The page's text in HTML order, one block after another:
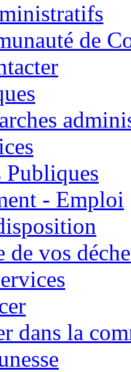
de
Publiques
- Emploi
de vos
dans la